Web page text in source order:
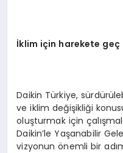
İklim için harekete geç
Daikin Türkiye,
ve iklim değişikliği
oluşturmak için
Daikin’le Yaşanabilir
vizyonun önemli bir